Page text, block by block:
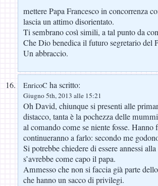
mettere Papa Francesco in concorrenza
lascia un attimo disorientato.
Ti sembrano così simili, a tal punto da
Che Dio benedica il futuro segretario
Un abbraccio.
EnricoC ha scritto:
Giugno 5th, 2013 alle 15:21
Oh David, chiunque si presenti alle
distacco, tanta è la pochezza delle
al comando come se niente fosse. Hanno
continueranno a farlo: secondo me
Si potrebbe chiedere di essere annessi
s’avrebbe come capo il papa.
Ammesso che non si faccia già parte
che hanno un sacco di privilegi.